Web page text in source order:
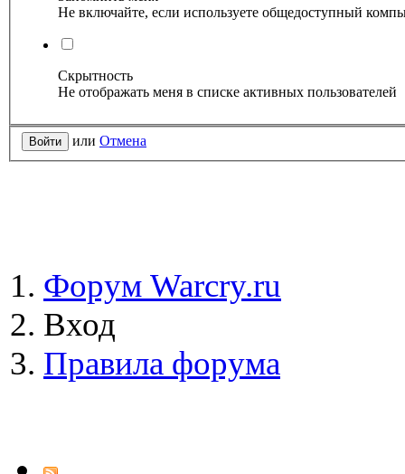
Не включайте, если используете общедоступный
Скрытность
Не отображать меня в списке активных пользователей
или Отмена
Форум Warcry.ru
Вход
Правила форума